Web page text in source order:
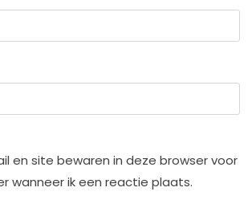
en site bewaren in deze browser voor
wanneer ik een reactie plaats.